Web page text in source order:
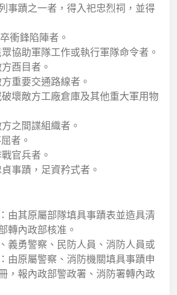
事蹟之一者，得入祀忠烈祠，並得
衝鋒陷陣者。
協助軍隊工作或執行軍隊命令者。
酉目者。
重要交通路線者。
壞敵方工廠倉庫及其他重大軍用物
之間諜組織者。
者。
官兵者。
事蹟，足資矜式者。
由其原屬部隊填具事蹟表並造具清
轉內政部核准。
義勇警察、民防人員、消防人員或
由原屬警察、消防機關填具事蹟申
，報內政部警政署、消防署轉內政